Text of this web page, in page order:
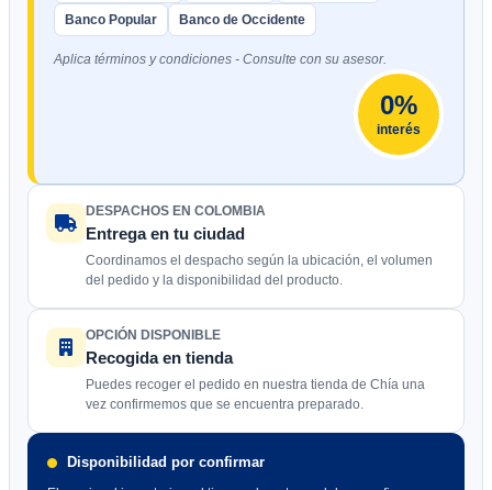
Banco Popular Banco de Occidente
Aplica términos y condiciones - Consulte con su asesor.
0%
interés
DESPACHOS EN COLOMBIA
Entrega en tu ciudad
Coordinamos el despacho según la ubicación, el volumen
del pedido y la disponibilidad del producto.
OPCIÓN DISPONIBLE
Recogida en tienda
Puedes recoger el pedido en nuestra tienda de Chía una
vez confirmemos que se encuentra preparado.
Disponibilidad por confirmar